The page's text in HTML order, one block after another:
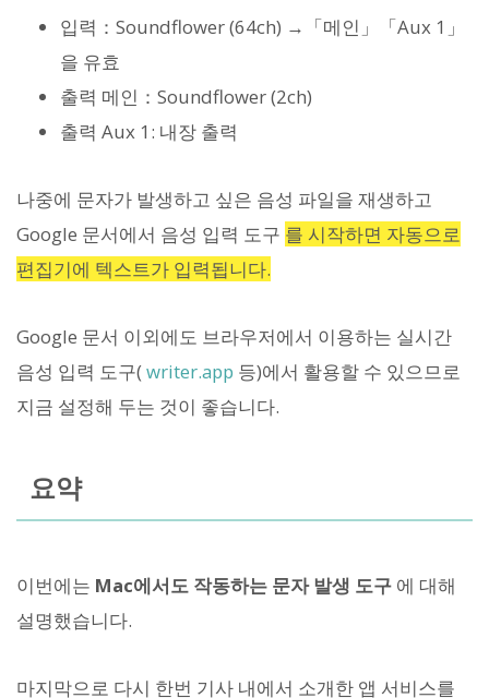
입력：Soundflower (64ch) →「메인」「Aux 1」
을 유효
출력 메인：Soundflower (2ch)
출력 Aux 1: 내장 출력
나중에 문자가 발생하고 싶은 음성 파일을 재생하고
Google 문서에서 음성 입력 도구 를 시작하면 자동으로
편집기에 텍스트가 입력됩니다.
Google 문서 이외에도 브라우저에서 이용하는 실시간
음성 입력 도구(writer.app 등)에서 활용할 수 있으므로
지금 설정해 두는 것이 좋습니다.
요약
이번에는 Mac에서도 작동하는 문자 발생 도구 에 대해
설명했습니다.
마지막으로 다시 한번 기사 내에서 소개한 앱 서비스를